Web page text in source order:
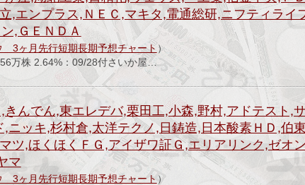
,エンプラス,ＮＥＣ,マキタ,電通総研,ニフティライ
,ＧＥＮＤＡ
3ヶ月先行短期長期予想チャート）
万株 2.64%：09/28付さいか屋…
んでん,東エレデバ,栗田工,小森,野村,アドテスト,
ニッキ,杉村倉,太洋テクノ,日鋳造,日本酸素ＨＤ,伯
ツ,ほくほくＦＧ,アイザワ証Ｇ,エリアリンク,ゼオ
マ
3ヶ月先行短期長期予想チャート ）